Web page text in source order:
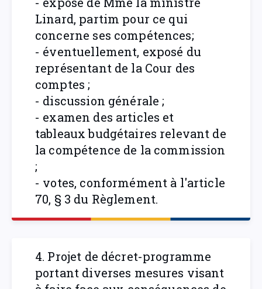
Linard, partim pour ce qui
concerne ses compétences;
- éventuellement, exposé du
représentant de la Cour des
comptes ;
- discussion générale ;
- examen des articles et
tableaux budgétaires relevant de
la compétence de la commission
;
- votes, conformément à l'article
70, § 3 du Règlement.
4. Projet de décret-programme
portant diverses mesures visant